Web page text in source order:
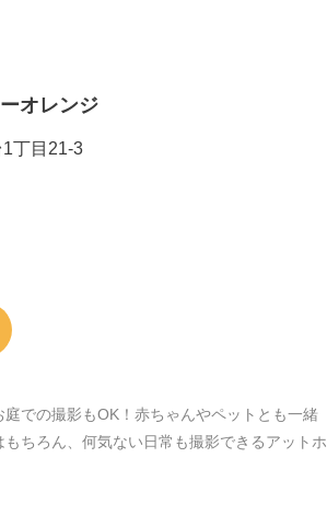
オレンジ
丁目21-3
での撮影もOK！赤ちゃんやペットとも一緒
ちろん、何気ない日常も撮影できるアットホ